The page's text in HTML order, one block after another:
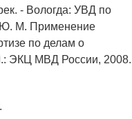
- Вологда: УВД по
Ю. М. Применение
по делам о
ЭКЦ МВД России, 2008.